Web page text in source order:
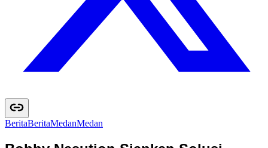
BeritaBeritaMedanMedan